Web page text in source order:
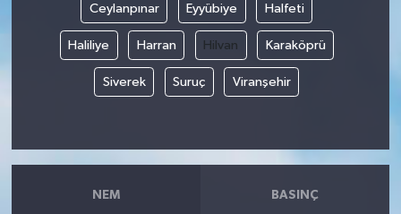
Ceylanpınar Eyyübiye Halfeti
Haliliye Harran Hilvan Karaköprü
Siverek Suruç Viranşehir
NEM BASINÇ